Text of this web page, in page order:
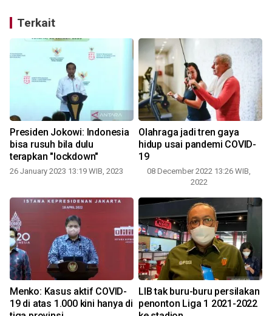
Terkait
Presiden Jokowi: Indonesia
bisa rusuh bila dulu
terapkan "lockdown"
26 January 2023 13:19 WIB, 2023
Olahraga jadi tren gaya
hidup usai pandemi COVID-
19
08 December 2022 13:26 WIB,
2022
Menko: Kasus aktif COVID-
19 di atas 1.000 kini hanya di
LIB tak buru-buru persilakan
penonton Liga 1 2021-2022